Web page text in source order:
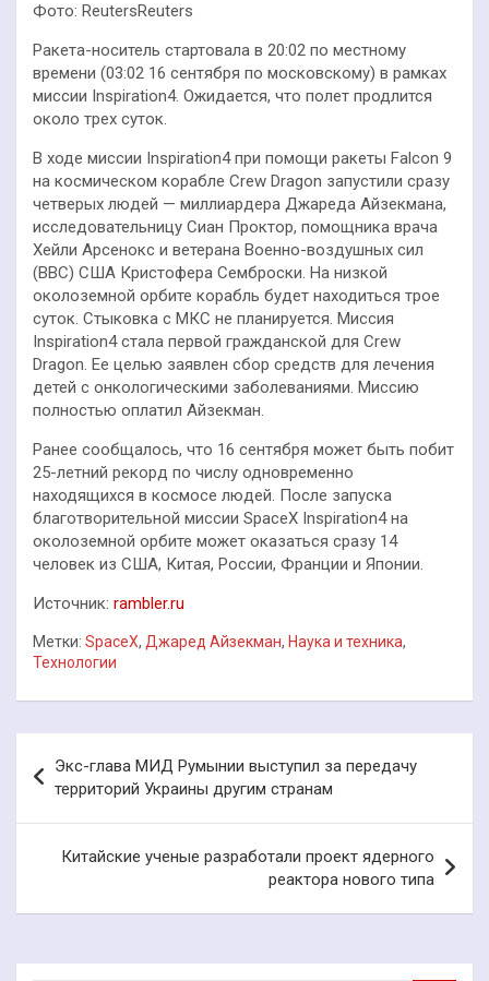
Фото: ReutersReuters
Ракета-носитель стартовала в 20:02 по местному
времени (03:02 16 сентября по московскому) в рамках
миссии Inspiration4. Ожидается, что полет продлится
около трех суток.
В ходе миссии Inspiration4 при помощи ракеты Falcon 9
на космическом корабле Crew Dragon запустили сразу
четверых людей — миллиардера Джареда Айзекмана,
исследовательницу Сиан Проктор, помощника врача
Хейли Арсенокс и ветерана Военно-воздушных сил
(ВВС) США Кристофера Семброски. На низкой
околоземной орбите корабль будет находиться трое
суток. Стыковка с МКС не планируется. Миссия
Inspiration4 стала первой гражданской для Crew
Dragon. Ее целью заявлен сбор средств для лечения
детей с онкологическими заболеваниями. Миссию
полностью оплатил Айзекман.
Ранее сообщалось, что 16 сентября может быть побит
25-летний рекорд по числу одновременно
находящихся в космосе людей. После запуска
благотворительной миссии SpaceX Inspiration4 на
околоземной орбите может оказаться сразу 14
человек из США, Китая, России, Франции и Японии.
Источник: rambler.ru
Метки: SpaceX, Джаред Айзекман, Наука и техника,
Технологии
по
записям
Экс-глава МИД Румынии выступил за передачу
территорий Украины другим странам
Китайские ученые разработали проект ядерного
реактора нового типа